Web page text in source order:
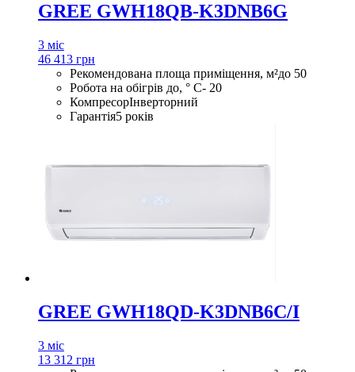
GREE GWH18QB-K3DNB6G
3 міс
46 413 грн
Рекомендована площа приміщення, м²до 50
Робота на обігрів до, ° С- 20
КомпресорІнверторний
Гарантія5 років
GREE GWH18QD-K3DNB6C/I
3 міс
13 312 грн